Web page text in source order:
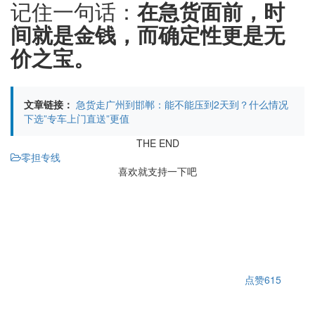
记住一句话： 在急货面前，时
间就是金钱，而确定性更是无
价之宝。
文章链接： 急货走广州到邯郸：能不能压到2天到？什么情况
下选”专车上门直送”更值
THE END
零担专线
喜欢就支持一下吧
点赞615